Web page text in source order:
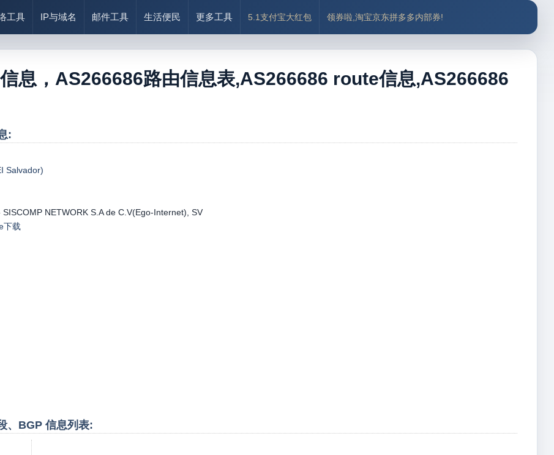
工具 IP与域名 邮件工具 生活便民 更多工具 5.1支付宝大红包 领券啦,淘宝京东拼多多内部券!
息，AS266686路由信息表,AS266686 route信息,AS266686
:
Salvador)
NETWORK S.A de C.V(Ego-Internet), SV
下载
、BGP 信息列表: